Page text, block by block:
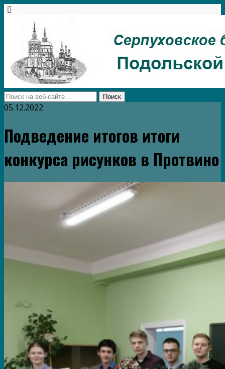
05.12.2022
Подведение итогов итоги
конкурса рисунков в Протвино